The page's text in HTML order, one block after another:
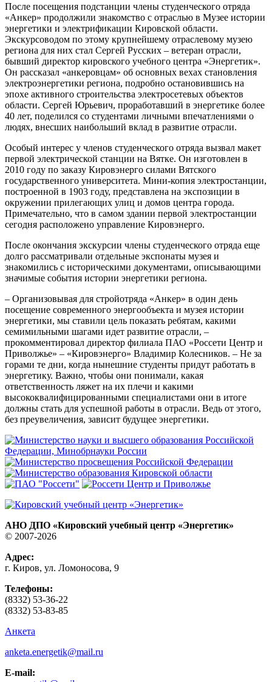
После посещения подстанции члены студенческого отряда
«Анкер» продолжили знакомство с отраслью в Музее истории
энергетики и электрификации Кировской области.
Экскурсоводом по этому крупнейшему отраслевому музею
региона для них стал Сергей Русских – ветеран отрасли,
бывший директор кировского учебного центра «Энергетик».
Он рассказал «анкеровцам» об основных вехах становления
электроэнергетики региона, подробно остановившись на
эпохе активного строительства электросетевых объектов
области. Сергей Юрьевич, проработавший в энергетике более
40 лет, поделился со студентами личными впечатлениями о
людях, внесших наибольший вклад в развитие отрасли.
Особый интерес у членов студенческого отряда вызвал макет
первой электрической станции на Вятке. Он изготовлен в
2010 году по заказу Кировэнерго силами Вятского
государственного университета. Мини-копия электростанции,
построенной в 1903 году, представлена на экспозиции в
окружении прилегающих улиц и домов центра города.
Примечательно, что в самом здании первой электростанции
сегодня расположено управление Кировэнерго.
После окончания экскурсии члены студенческого отряда еще
долго рассматривали отдельные экспонаты музея и
знакомились с историческими документами, описывающими
значимые события истории энергетики региона.
– Организовывая для стройотряда «Анкер» в один день
посещение современного энергообъекта и музея истории
энергетики, мы ставили цель показать ребятам, какими
семимильными шагами идет развитие отрасли, –
прокомментировал директор филиала ПАО «Россети Центр и
Приволжье» – «Кировэнерго» Владимир Колесников. – Не за
горами те дни, когда нынешние студенты придут работать в
энергетику. Важно, чтобы они понимали, какая
ответственность ляжет на их плечи и какими
высококвалифицированными специалистами они в итоге
должны стать для успешной работы в отрасли. Ведь от этого,
без преувеличения, зависит будущее энергетики.
АНО ДПО «Кировский учебный центр «Энергетик»
© 2007-2026
Адрес:
г. Киров, ул. Ломоносова, 9
Телефоны:
(8332) 53-36-22
(8332) 53-83-85
Анкета
anketa.energetik@mail.ru
E-mail: